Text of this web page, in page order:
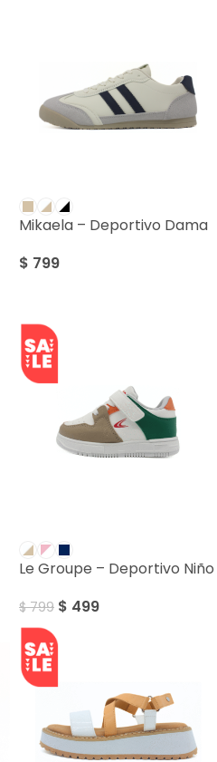
Mikaela – Deportivo Dama
$ 799
Le Groupe – Deportivo Niño
$799 $ 499